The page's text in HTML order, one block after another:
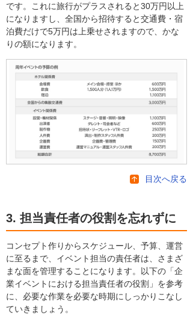
です。これに旅行がプラスされると30万円以上
になりますし、全国から招待すると交通費・宿
泊費だけで5万円は上乗せされますので、かな
りの額になります。
目次へ戻る
3. 担当責任者の役割を忘れずに
コンセプト作りからスケジュール、予算、運営
に至るまで、イベント担当の責任者は、さまざ
まな面を管理することになります。以下の「企
業イベントにおける担当責任者の役割」を参考
に、必要な作業を必要な時期にしっかりこなし
ていきましょう。